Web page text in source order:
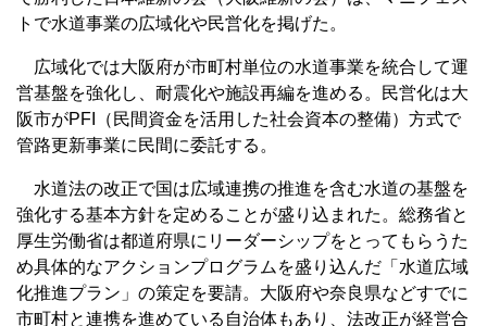
トで水道事業の広域化や民営化を掲げた。
広域化では大阪府が市町村単位の水道事業を統合して運
営基盤を強化し、耐震化や施設再編を進める。民営化は大
阪市がPFI（民間資金を活用した社会資本の整備）方式で
管路更新事業に民間に委託する。
水道法の改正で国は広域連携の推進を含む水道の基盤を
強化する基本方針を定めることが盛り込まれた。総務省と
厚生労働省は都道府県にリーダーシップをとってもらうた
め具体的なアクションプログラムを盛り込んだ「水道広域
化推進プラン」の策定を要請。大阪府や奈良県などすでに
市町村と連携を進めている自治体もあり、法改正が経営合